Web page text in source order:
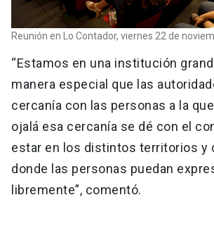
Reunión en Lo Contador, viernes 22 de
“Estamos en una institución
manera especial que las
cercanía con las personas a la
ojalá esa cercanía se dé con el
estar en los distintos territorios y
donde las personas puedan
libremente”, comentó.